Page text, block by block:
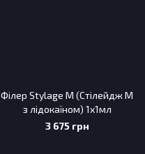
Філер Stylage М (Стілейдж М
з лідокаїном) 1x1мл
3 675 грн